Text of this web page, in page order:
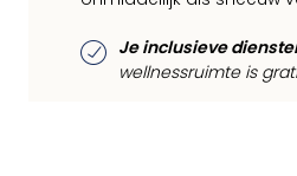
Je inclusieve
wellnessruimte is